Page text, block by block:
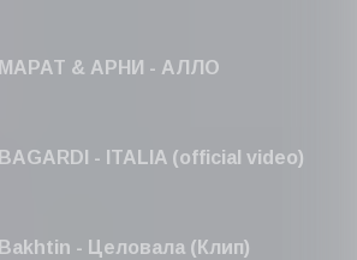
МАРАТ & АРНИ - АЛЛО
BAGARDI - ITALIA (official video)
Bakhtin - Целовала (Клип)